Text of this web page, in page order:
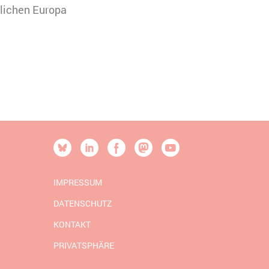
Europa
[SOCIALLINKSTITLE]
BlueskyLinkedinFacebookMastodonYouTube
IMPRESSUM
DATENSCHUTZ
KONTAKT
PRIVATSPHÄRE
Zustimmung